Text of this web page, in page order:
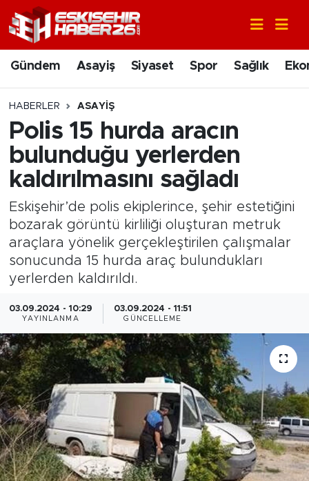
Gündem Asayiş Siyaset Spor Sağlık
HABERLER ASAYIŞ
Polis 15 hurda aracın
bulunduğu yerlerden
kaldırılmasını sağladı
Eskişehir’de polis ekiplerince, şehir estetiğini
bozarak görüntü kirliliği oluşturan metruk
araçlara yönelik gerçekleştirilen çalışmalar
sonucunda 15 hurda araç bulundukları
yerlerden kaldırıldı.
03.09.2024 - 10:29
YAYINLANMA
03.09.2024 - 11:51
GÜNCELLEME
Gündem
Asayiş
Siyaset
Spor
Ekonomi
Eğitim
Bölge
Teknoloji
Magazin
Dünya
Sektör
Nöbetçi Eczaneler
Hava Durumu
Trafik Durumu
Süper Lig Puan Durumu ve Fikstür
Son Dakika Haberleri
Haber Arşivi